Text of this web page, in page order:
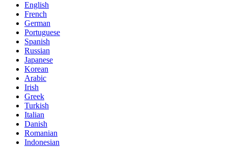
English
French
German
Portuguese
Spanish
Russian
Japanese
Korean
Arabic
Irish
Greek
Turkish
Italian
Danish
Romanian
Indonesian